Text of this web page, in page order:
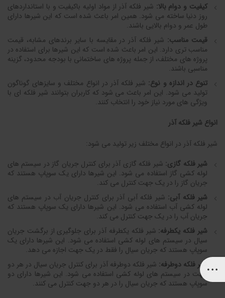
کیفیت و دوام بالا: شیر فلکه آذر از مواد اولیه باکیفیت و با استانداردهای
روز دنیا ساخته می شود. همین امر باعث شده است که این شیرها دارای
طول عمر و دوام بالایی باشند.
قیمت مناسب: شیر فلکه آذر در مقایسه با سایر برندهای مشابه، قیمت
مناسب تری دارد. این امر باعث شده است که این شیرها برای استفاده در
پروژه های مختلف، از جمله پروژه های ساختمانی با بودجه محدود، گزینه
مناسبی باشند.
تنوع در اندازه و نوع: شیر فلکه آذر در انواع مختلف و سایزهای گوناگون
تولید می شود. این امر باعث می شود که کاربران بتوانند شیر فلکه ای با
ویژگی های مورد نیاز خود را انتخاب کنند.
انواع شیر فلکه آذر
شیر فلکه آذر در انواع مختلف زیر تولید می شود:
شیر فلکه گازی: شیر فلکه گازی آذر برای کنترل جریان گاز در سیستم های
لوله کشی گاز استفاده می شود. این شیرها دارای یک سوپاپ هستند که
جریان گاز را در یک جهت کنترل می کند.
شیر فلکه آبی: شیر فلکه آبی آذر برای کنترل جریان آب در سیستم های
لوله کشی آب استفاده می شود. این شیرها دارای یک سوپاپ هستند که
جریان آب را در یک جهت کنترل می کند.
شیر فلکه یکطرفه: شیر فلکه یکطرفه آذر برای جلوگیری از برگشت جریان
سیال در سیستم های لوله کشی استفاده می شود. این شیرها دارای یک
سوپاپ هستند که جریان سیال را فقط در یک جهت اجازه می دهد.
شیر فلکه دوطرفه: شیر فلکه دوطرفه آذر برای کنترل جریان سیال در هر دو
جهت در سیستم های لوله کشی استفاده می شود. این شیرها دارای دو
سوپاپ هستند که جریان سیال را در هر دو جهت کنترل می کنند.